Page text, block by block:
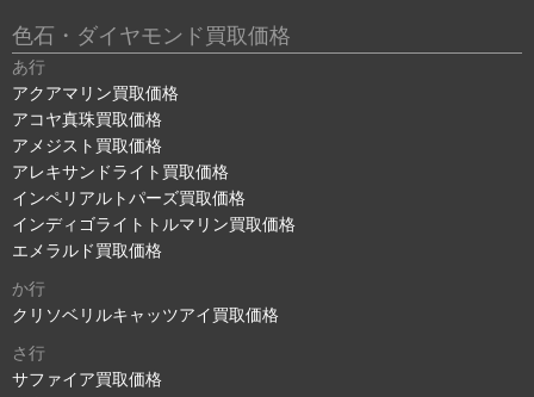
色石・ダイヤモンド買取価格
あ行
アクアマリン買取価格
アコヤ真珠買取価格
アメジスト買取価格
アレキサンドライト買取価格
インペリアルトパーズ買取価格
インディゴライトトルマリン買取価格
エメラルド買取価格
か行
クリソベリルキャッツアイ買取価格
さ行
サファイア買取価格